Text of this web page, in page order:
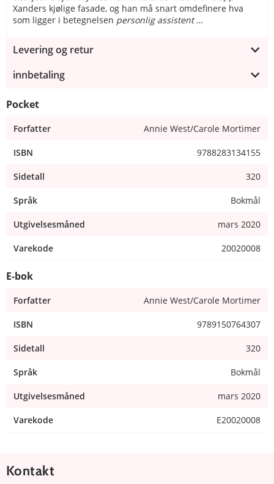
Xanders kjølige fasade, og han må snart omdefinere hva
som ligger i betegnelsen personlig assistent…
Levering og retur
innbetaling
Pocket
Forfatter Annie West/Carole Mortimer
ISBN 9788283134155
Sidetall 320
Språk Bokmål
Utgivelsesmåned mars 2020
Varekode 20020008
E-bok
Forfatter Annie West/Carole Mortimer
ISBN 9789150764307
Sidetall 320
Språk Bokmål
Utgivelsesmåned mars 2020
Varekode E20020008
Kontakt